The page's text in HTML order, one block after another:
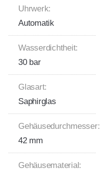
Uhrwerk:
Automatik
Wasserdichtheit:
30 bar
Glasart:
Saphirglas
Gehäusedurchmesser:
42 mm
Gehäusematerial: